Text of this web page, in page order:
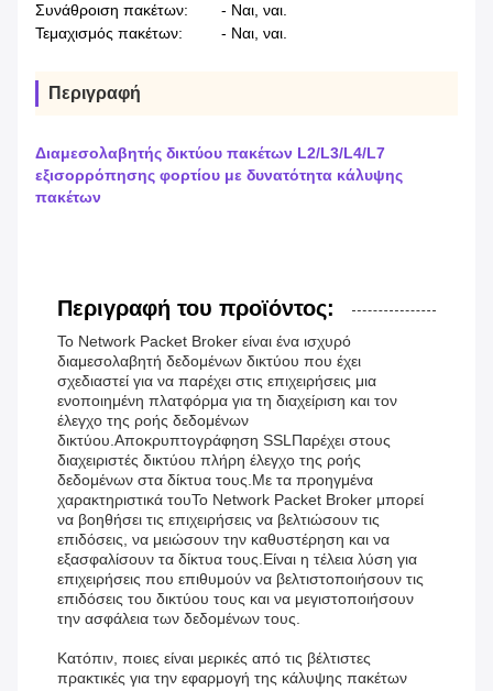
Συνάθροιση πακέτων:
- Ναι, ναι.
Τεμαχισμός πακέτων:
- Ναι, ναι.
Περιγραφή
Διαμεσολαβητής δικτύου πακέτων L2/L3/L4/L7
εξισορρόπησης φορτίου με δυνατότητα κάλυψης
πακέτων
Περιγραφή του προϊόντος:
Το Network Packet Broker είναι ένα ισχυρό
διαμεσολαβητή δεδομένων δικτύου που έχει
σχεδιαστεί για να παρέχει στις επιχειρήσεις μια
ενοποιημένη πλατφόρμα για τη διαχείριση και τον
έλεγχο της ροής δεδομένων
δικτύου.Αποκρυπτογράφηση SSLΠαρέχει στους
διαχειριστές δικτύου πλήρη έλεγχο της ροής
δεδομένων στα δίκτυα τους.Με τα προηγμένα
χαρακτηριστικά τουΤο Network Packet Broker μπορεί
να βοηθήσει τις επιχειρήσεις να βελτιώσουν τις
επιδόσεις, να μειώσουν την καθυστέρηση και να
εξασφαλίσουν τα δίκτυα τους.Είναι η τέλεια λύση για
επιχειρήσεις που επιθυμούν να βελτιστοποιήσουν τις
επιδόσεις του δικτύου τους και να μεγιστοποιήσουν
την ασφάλεια των δεδομένων τους.
Κατόπιν, ποιες είναι μερικές από τις βέλτιστες
πρακτικές για την εφαρμογή της κάλυψης πακέτων